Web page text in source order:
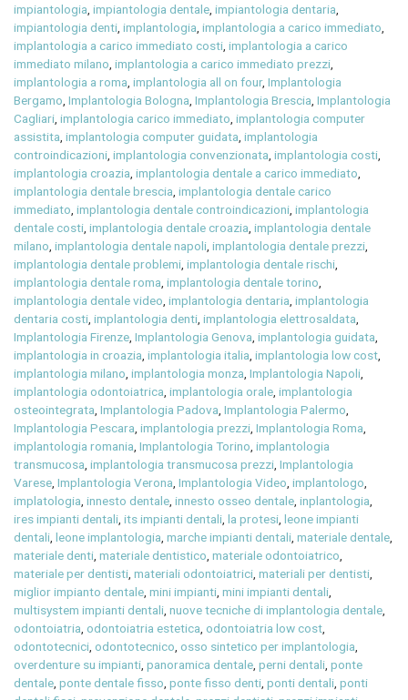
impiantologia ,impiantologia dentale ,impiantologia dentaria
impiantologia denti ,implantologia ,implantologia a carico immediato
implantologia a carico immediato costi ,implantologia a carico
immediato milano ,implantologia a carico immediato prezzi
implantologia a roma ,implantologia all on four,Implantologia
Bergamo ,Implantologia Bologna ,Implantologia Brescia ,Implantologia
Cagliari ,implantologia carico immediato ,implantologia computer
assistita ,implantologia computer guidata ,implantologia
controindicazioni ,implantologia convenzionata ,implantologia costi
implantologia croazia ,implantologia dentale a carico immediato
implantologia dentale brescia ,implantologia dentale carico
immediato ,implantologia dentale controindicazioni ,implantologia
dentale costi ,implantologia dentale croazia ,implantologia dentale
milano ,implantologia dentale napoli ,implantologia dentale prezzi
implantologia dentale problemi ,implantologia dentale rischi
implantologia dentale roma ,implantologia dentale torino
implantologia dentale video ,implantologia dentaria ,implantologia
dentaria costi ,implantologia denti ,implantologia elettrosaldata
Implantologia Firenze ,Implantologia Genova ,implantologia guidata
implantologia in croazia ,implantologia italia ,implantologia low cost
implantologia milano ,implantologia monza ,Implantologia Napoli
implantologia odontoiatrica ,implantologia orale ,implantologia
osteointegrata ,Implantologia Padova ,Implantologia Palermo
Implantologia Pescara ,implantologia prezzi ,Implantologia Roma
implantologia romania ,Implantologia Torino ,implantologia
transmucosa ,implantologia transmucosa prezzi ,Implantologia
Varese ,Implantologia Verona ,Implantologia Video ,implantologo
implatologia ,innesto dentale ,innesto osseo dentale ,inplantologia
ires impianti dentali ,its impianti dentali ,la protesi ,leone impianti
dentali ,leone implantologia ,marche impianti dentali ,materiale dentale
materiale denti ,materiale dentistico ,materiale odontoiatrico
materiale per dentisti ,materiali odontoiatrici ,materiali per dentisti
miglior impianto dentale ,mini impianti ,mini impianti dentali
multisystem impianti dentali ,nuove tecniche di implantologia dentale
odontoiatria ,odontoiatria estetica ,odontoiatria low cost
odontotecnici ,odontotecnico ,osso sintetico per implantologia
overdenture su impianti ,panoramica dentale ,perni dentali ,ponte
dentale ,ponte dentale fisso ,ponte fisso denti ,ponti dentali ,ponti